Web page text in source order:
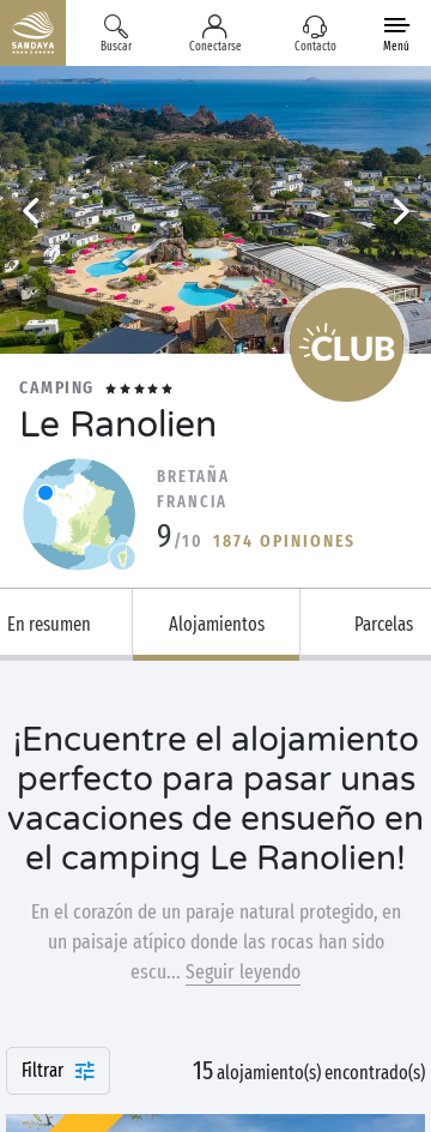
Buscar Conectarse Contacto Menú
CAMPING
Le Ranolien
BRETAÑA
FRANCIA
9/10 1874 OPINIONES
En resumen Alojamientos Parcelas
¡Encuentre el alojamiento
perfecto para pasar unas
vacaciones de ensueño en
el camping Le Ranolien!
En el corazón de un paraje natural protegido, en
un paisaje atípico donde las rocas han sido
escu... Seguir leyendo
Filtrar 15alojamiento(s) encontrado(s)